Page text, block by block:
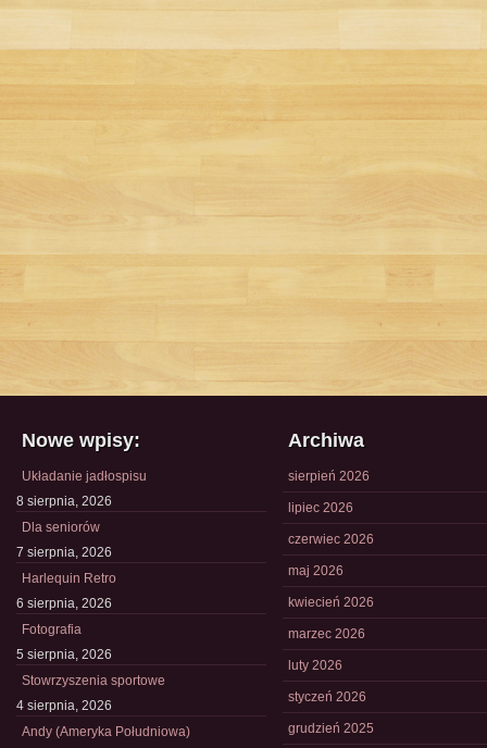
Nowe wpisy:
Układanie jadłospisu
8 sierpnia, 2026
Dla seniorów
7 sierpnia, 2026
Harlequin Retro
6 sierpnia, 2026
Fotografia
5 sierpnia, 2026
Stowrzyszenia sportowe
4 sierpnia, 2026
Andy (Ameryka Południowa)
Archiwa
sierpień 2026
lipiec 2026
czerwiec 2026
maj 2026
kwiecień 2026
marzec 2026
luty 2026
styczeń 2026
grudzień 2025